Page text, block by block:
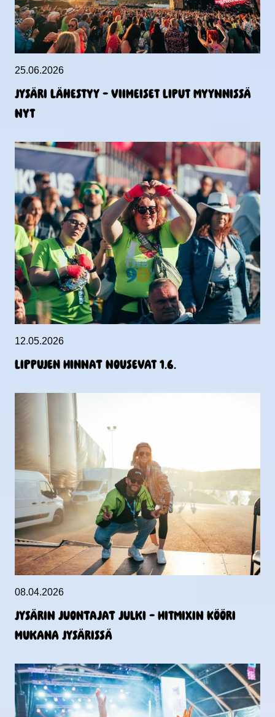
25.06.2026
Jysäri lähestyy – viimeiset liput myynnissä
nyt
12.05.2026
Lippujen hinnat nousevat 1.6.
08.04.2026
Jysärin juontajat julki – HitMixin kööri
mukana Jysärissä